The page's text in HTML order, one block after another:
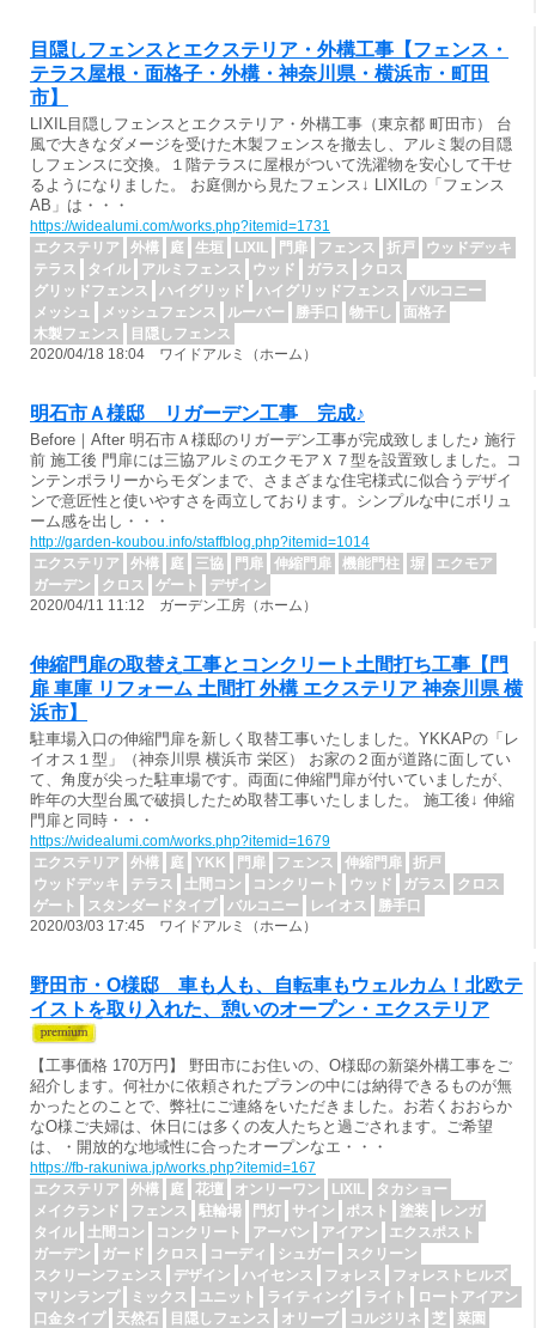
目隠しフェンスとエクステリア・外構工事【フェンス・
テラス屋根・面格子・外構・神奈川県・横浜市・町田
市】
LIXIL目隠しフェンスとエクステリア・外構工事（東京都 町田市） 台
風で大きなダメージを受けた木製フェンスを撤去し、アルミ製の目隠
しフェンスに交換。１階テラスに屋根がついて洗濯物を安心して干せ
るようになりました。 お庭側から見たフェンス↓ LIXILの「フェンス
AB」は・・・
https://widealumi.com/works.php?itemid=1731
エクステリア
外構 庭 生垣 LIXIL 門扉 フェンス 折戸
ウッドデッキ
テラス
タイル アルミフェンス ウッド ガラス
クロス
グリッドフェンス
ハイグリッド ハイグリッドフェンス
バルコニー
メッシュ
メッシュフェンス ルーバー 勝手口 物干し
面格子
木製フェンス
目隠しフェンス
2020/04/18 18:04 ワイドアルミ（ホーム）
明石市Ａ様邸 リガーデン工事 完成♪
Before｜After 明石市Ａ様邸のリガーデン工事が完成致しました♪ 施行
前 施工後 門扉には三協アルミのエクモアＸ７型を設置致しました。コ
ンテンポラリーからモダンまで、さまざまな住宅様式に似合うデザイ
ンで意匠性と使いやすさを両立しております。シンプルな中にボリュ
ーム感を出し・・・
http://garden-koubou.info/staffblog.php?itemid=1014
エクステリア
外構 庭 三協 門扉 伸縮門扉 機能門柱 塀
エクモア
ガーデン
クロス ゲート
デザイン
2020/04/11 11:12 ガーデン工房（ホーム）
伸縮門扉の取替え工事とコンクリート土間打ち工事【門
扉 車庫 リフォーム 土間打 外構 エクステリア 神奈川県 横
浜市】
駐車場入口の伸縮門扉を新しく取替工事いたしました。YKKAPの「レ
イオス１型」（神奈川県 横浜市 栄区） お家の２面が道路に面してい
て、角度が尖った駐車場です。両面に伸縮門扉が付いていましたが、
昨年の大型台風で破損したため取替工事いたしました。 施工後↓ 伸縮
門扉と同時・・・
https://widealumi.com/works.php?itemid=1679
エクステリア
外構 庭 YKK 門扉 フェンス 伸縮門扉
折戸
ウッドデッキ
テラス 土間コン コンクリート ウッド ガラス
クロス
ゲート
スタンダードタイプ バルコニー レイオス
勝手口
2020/03/03 17:45 ワイドアルミ（ホーム）
野田市・O様邸 車も人も、自転車もウェルカム！北欧テ
イストを取り入れた、憩いのオープン・エクステリア
【工事価格 170万円】 野田市にお住いの、O様邸の新築外構工事をご
紹介します。何社かに依頼されたプランの中には納得できるものが無
かったとのことで、弊社にご連絡をいただきました。お若くおおらか
なO様ご夫婦は、休日には多くの友人たちと過ごされます。ご希望
は、・開放的な地域性に合ったオープンなエ・・・
https://fb-rakuniwa.jp/works.php?itemid=167
エクステリア
外構 庭 花壇 オンリーワン LIXIL
タカショー
メイクランド
フェンス 駐輪場 門灯 サイン ポスト 塗装
レンガ
タイル
土間コン コンクリート アーバン アイアン
エクスポスト
ガーデン
ガード クロス コーディ シュガー
スクリーン
スクリーンフェンス
デザイン ハイセンス フォレス
フォレストヒルズ
マリンランプ
ミックス ユニット ライティング ライト
ロートアイアン
口金タイプ
天然石 目隠しフェンス オリーブ コルジリネ 芝
菜園